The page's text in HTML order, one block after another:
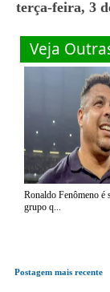
terça-feira, 3
Veja
Ronaldo Fenômeno é
grupo q...
Postagem mais recente